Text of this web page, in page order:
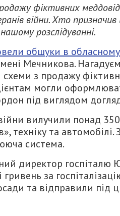
фіктивних
війни. Хто
розслідуванні.
обшуки в обласному
Мечникова.
з продажу
могли
під виглядом
вилучили понад
техніку та автомобілі.
система.
директор госпіталю
за
та відправили під